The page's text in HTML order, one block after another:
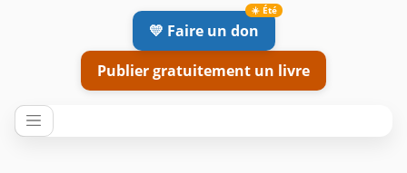
💛 Faire un don
Publier gratuitement un livre